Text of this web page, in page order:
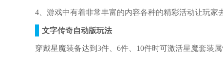
4、游戏中有着非常丰富的内容各种的精彩活动让玩家
文字传奇自动版玩法
穿戴星魔装备达到3件、6件、10件时可激活星魔套装属